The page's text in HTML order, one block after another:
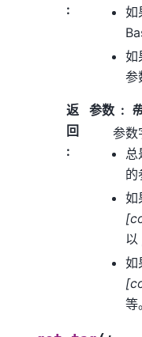
:
如
如
参
返
回
:
参数
参数
总
的
如
以
如
等。